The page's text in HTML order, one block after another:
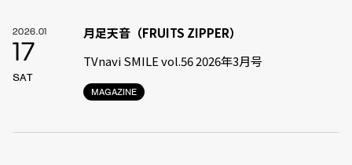
2026.01
17
SAT
MAGAZINE
月足天音（FRUITS ZIPPER）
TVnavi SMILE vol.56 2026年3月号